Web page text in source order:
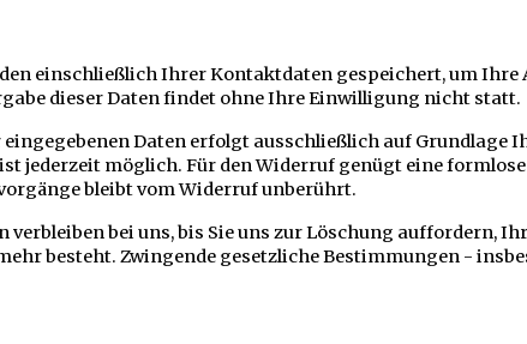
einschließlich Ihrer Kontaktdaten gespeichert, um Ihre
dieser Daten findet ohne Ihre Einwilligung nicht statt.
Daten erfolgt ausschließlich auf Grundlage
jederzeit möglich. Für den Widerruf genügt eine
bleibt vom Widerruf unberührt.
bei uns, bis Sie uns zur Löschung auffordern,
besteht. Zwingende gesetzliche Bestimmungen -